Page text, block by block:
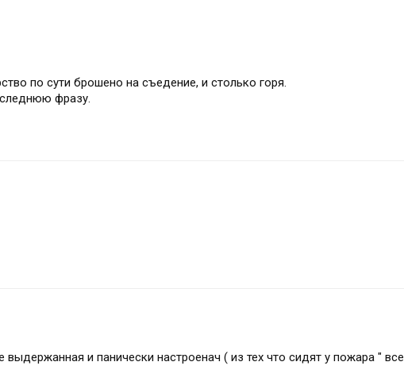
по сути брошено на съедение, и столько горя.
фразу.
и панически настроенач ( из тех что сидят у пожара " все